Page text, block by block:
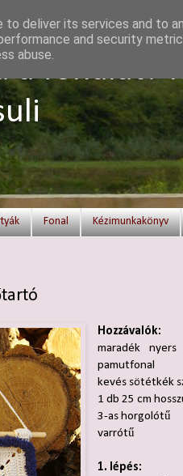
a fonalat?
Fonal Kézimunkakönyv
Hozzávalók:
maradék nyers
pamutfonal
kevés sötétkék
1 db 25 cm
3-as horgolótű
varrótű
1. lépés:
deliver its services and to
and security
abuse.